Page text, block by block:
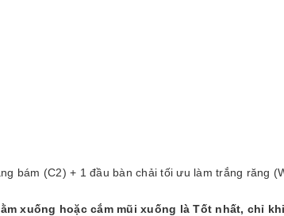
bám (C2) + 1 đầu bàn chải tối ưu làm trắng răng
xuống hoặc cắm mũi xuống là Tốt nhất, chỉ